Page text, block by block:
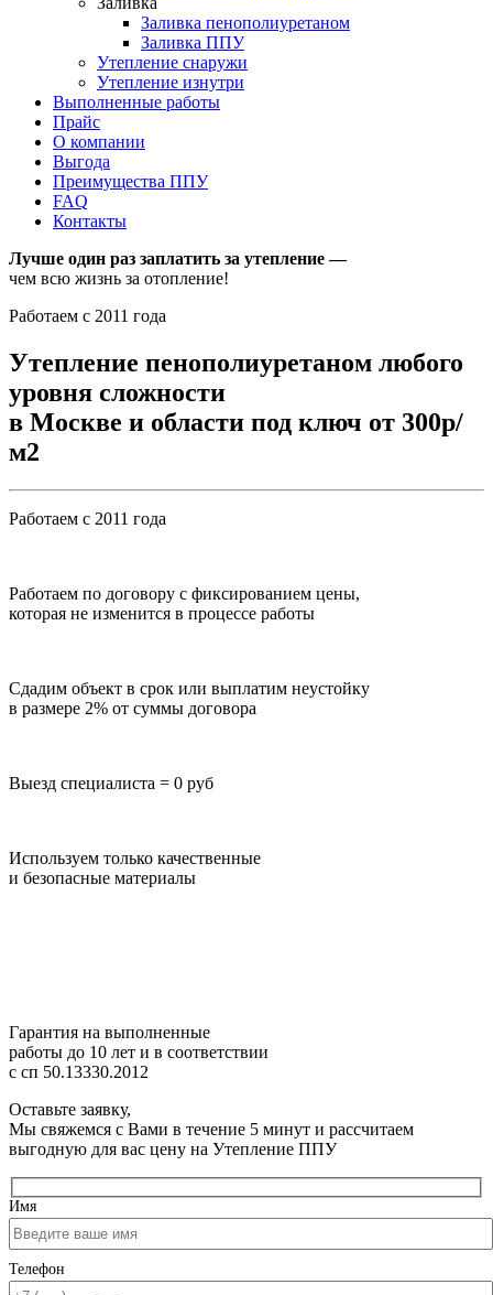
Заливка пенополиуретаном
Заливка ППУ
Утепление снаружи
Утепление изнутри
Выполненные работы
Прайс
О компании
Выгода
Преимущества ППУ
FAQ
Контакты
Лучше один раз заплатить за утепление —
чем всю жизнь за отопление!
Работаем с 2011 года
Утепление пенополиуретаном любого
уровня сложности
в Москве и области под ключ от 300р/
м2
Работаем с 2011 года
Работаем по договору с фиксированием цены,
которая не изменится в процессе работы
Сдадим объект в срок или выплатим неустойку
в размере 2% от суммы договора
Выезд специалиста = 0 руб
Используем только качественные
и безопасные материалы
Гарантия на выполненные
работы до 10 лет и в соответствии
с сп 50.13330.2012
Оставьте заявку,
Мы свяжемся с Вами в течение 5 минут и рассчитаем
выгодную для вас цену на Утепление ППУ
Имя
Телефон